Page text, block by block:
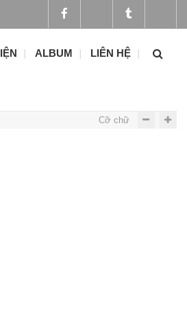
ALBUM LIÊN HỆ
Cỡ chữ